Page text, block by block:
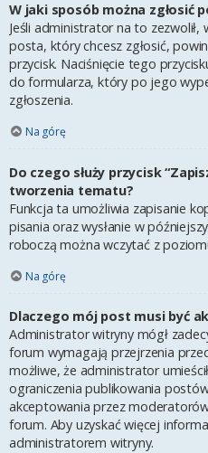
W jaki sposób można zgłosić
Jeśli administrator na to
posta, który chcesz zgłosić,
przycisk. Naciśnięcie tego
do formularza, który po jego
zgłoszenia.
Na górę
Do czego służy przycisk
tworzenia tematu?
Funkcja ta umożliwia zapisanie
pisania oraz wysłanie w
roboczą można wczytać z
Na górę
Dlaczego mój post musi być
Administrator witryny mógł
forum wymagają przejrzenia
możliwe, że administrator
ograniczenia publikowania
akceptowania przez
forum. Aby uzyskać więcej
administratorem witryny.